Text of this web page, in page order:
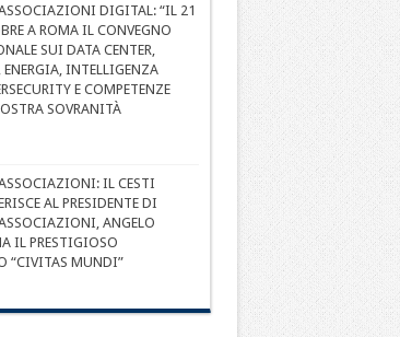
DIGITAL: “IL 21
A ROMA IL CONVEGNO
SUI DATA CENTER,
INTELLIGENZA
E COMPETENZE
SOVRANITÀ
IL CESTI
AL PRESIDENTE DI
ANGELO
IL PRESTIGIOSO
“CIVITAS MUNDI”